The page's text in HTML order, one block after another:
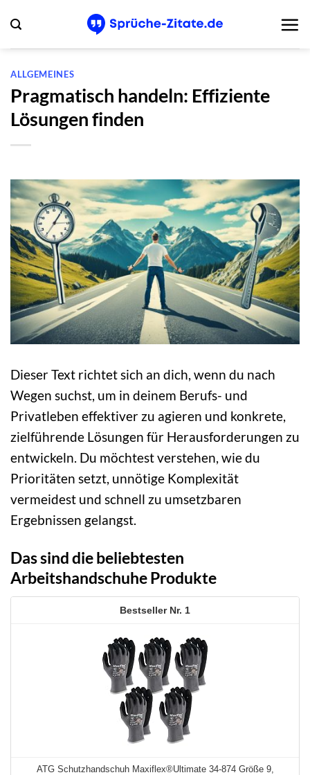
Inhalt
springen
ALLGEMEINES
Pragmatisch handeln: Effiziente
Lösungen finden
Dieser Text richtet sich an dich, wenn du nach
Wegen suchst, um in deinem Berufs- und
Privatleben effektiver zu agieren und konkrete,
zielführende Lösungen für Herausforderungen zu
entwickeln. Du möchtest verstehen, wie du
Prioritäten setzt, unnötige Komplexität
vermeidest und schnell zu umsetzbaren
Ergebnissen gelangst.
Das sind die beliebtesten
Arbeitshandschuhe Produkte
1
ATG Schutzhandschuh Maxiflex®Ultimate 34-874 Größe 9,